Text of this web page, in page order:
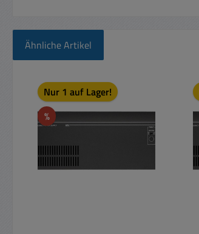
Ähnliche Artikel
Produktgalerie überspringen
Nur 1 auf Lager!
%Rabatt